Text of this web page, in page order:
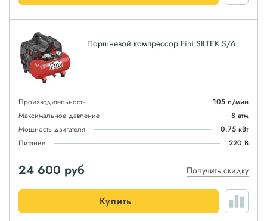
Поршневой компрессор Fini SILTEK S/6
Производительность
105 л/мин
Максимальное давление
8 атм
Мощность двигателя
0.75 кВт
Питание
220 В
24 600 руб Получить скидку
Купить